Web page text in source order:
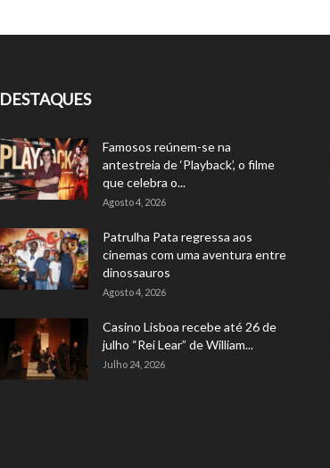
DESTAQUES
Famosos reúnem-se na
antestreia de ‘Playback’, o filme
que celebra o...
Agosto 4, 2026
Patrulha Pata regressa aos
cinemas com uma aventura entre
dinossauros
Agosto 4, 2026
Casino Lisboa recebe até 26 de
julho “Rei Lear” de William...
Julho 24, 2026